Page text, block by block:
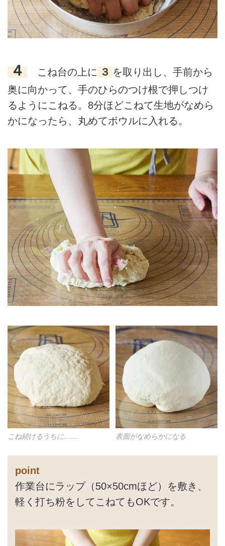
４ こね台の上に ３ を取り出し、手前から
奥に向かって、手のひらのつけ根で押しつけ
るようにこねる。8分ほどこねて生地がなめら
かになったら、丸めてボウルに入れる。
こね続けるうちに…… 表面がなめらかになる
point
作業台にラップ（50×50cmほど）を敷き、
軽く打ち粉をしてこねてもOKです。